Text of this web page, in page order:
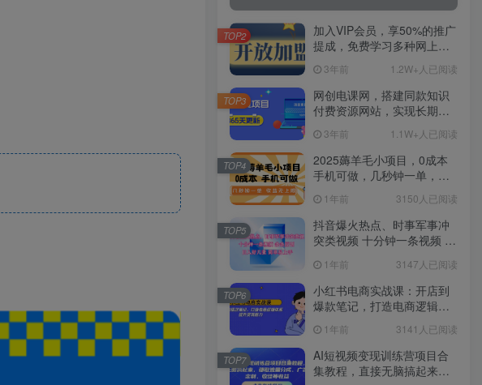
加入VIP会员，享50%的推广
提成，免费学习多种网上创
3年前 1.2W+人已阅读
TOP2
网创电课网，搭建同款知识
付费资源网站，实现长期稳
3年前 1.1W+人已阅读
TOP3
2025薅羊毛小项目，0成本
手机可做，几秒钟一单，收
1年前 3150人已阅读
TOP4
抖音爆火热点、时事军事冲
突类视频 十分钟一条视频 条
手 1年前 3147人已阅读
TOP5
小红书电商实战课：开店到
爆款笔记，打造电商逻辑体
1年前 3141人已阅读
TOP6
AI短视频变现训练营项目合
集教程，直接无脑搞起来，
TOP7